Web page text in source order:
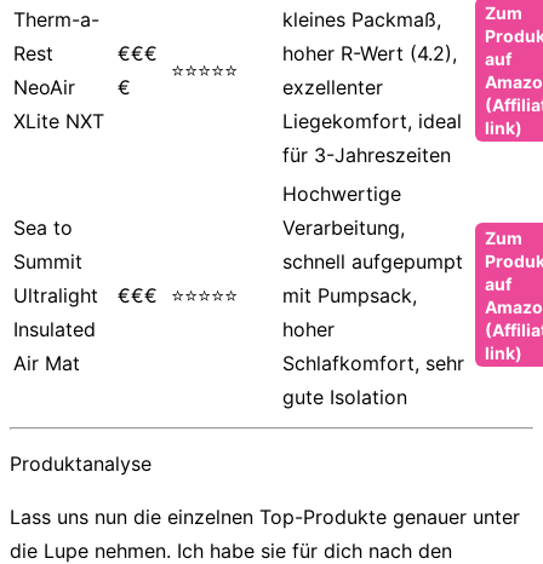
Therm-a-
Rest
NeoAir
XLite NXT
€€€
€
⭐⭐⭐⭐⭐
kleines Packmaß,
hoher R-Wert (4.2),
exzellenter
Liegekomfort, ideal
für 3-Jahreszeiten
Zum
auf
link)
Sea to
Summit
Ultralight
Insulated
Air Mat
€€€ ⭐⭐⭐⭐⭐
Hochwertige
Verarbeitung,
schnell aufgepumpt
mit Pumpsack,
hoher
Schlafkomfort, sehr
gute Isolation
Zum
auf
link)
Produktanalyse
Lass uns nun die einzelnen Top-Produkte genauer unter
die Lupe nehmen. Ich habe sie für dich nach den